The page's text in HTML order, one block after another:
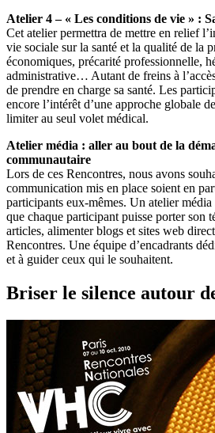
Atelier 4 – « Les conditions de vie » :
Cet atelier permettra de mettre en relief
vie sociale sur la santé et la qualité de la
économiques, précarité professionnelle,
administrative… Autant de freins à
de prendre en charge sa santé. Les
encore l’intérêt d’une approche globale
limiter au seul volet médical.
Atelier média : aller au bout de la
communautaire
Lors de ces Rencontres, nous avons
communication mis en place soient en
participants eux-mêmes. Un atelier
que chaque participant puisse porter son
articles, alimenter blogs et sites web
Rencontres. Une équipe d’encadrants
et à guider ceux qui le souhaitent.
Briser le silence autour